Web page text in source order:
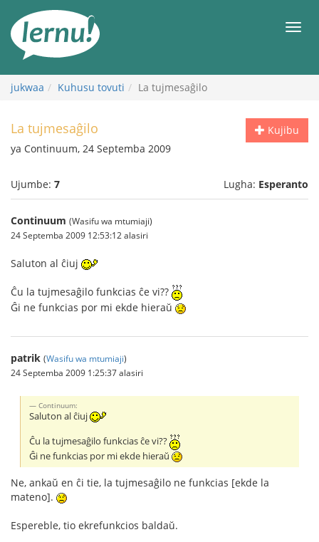
maudhui
jukwaa Kuhusu tovuti La tujmesaĝilo
Kujibu
La tujmesaĝilo
ya Continuum, 24 Septemba 2009
Ujumbe: 7 Lugha: Esperanto
Continuum (Wasifu wa mtumiaji)
24 Septemba 2009 12:53:12 alasiri
Saluton al ĉiuj
Ĉu la tujmesaĝilo funkcias ĉe vi??
Ĝi ne funkcias por mi ekde hieraŭ
patrik (Wasifu wa mtumiaji)
24 Septemba 2009 1:25:37 alasiri
Continuum:
Saluton al ĉiuj
Ĉu la tujmesaĝilo funkcias ĉe vi??
Ĝi ne funkcias por mi ekde hieraŭ
Ne, ankaŭ en ĉi tie, la tujmesaĝilo ne funkcias [ekde la
mateno].
Espereble, tio ekrefunkcios baldaŭ.